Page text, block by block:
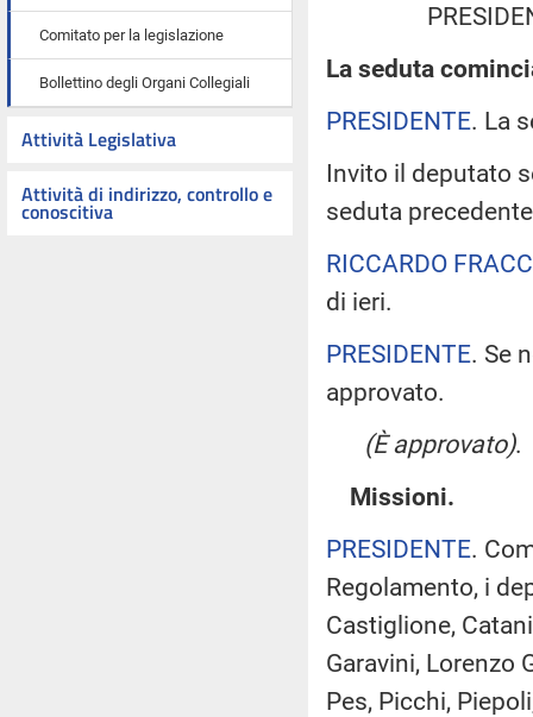
Comitato per la legislazione
Bollettino degli Organi Collegiali
Attività Legislativa
Attività di indirizzo, controllo e
conoscitiva
La seduta
PRESIDENTE. La
Invito il deputato
seduta
RICCARDO
di ieri.
PRESIDENTE. Se
approvato.
(È approvato).
Missioni.
PRESIDENTE.
Regolamento, i
Castiglione,
Garavini, Lorenzo
Pes, Picchi,